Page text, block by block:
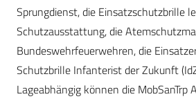
Sprungdienst, die Einsatzschutzbrille
Schutzausstattung, die
Bundeswehrfeuerwehren, die
Schutzbrille Infanterist der Zukunft
Lageabhängig können die MobSanTrp